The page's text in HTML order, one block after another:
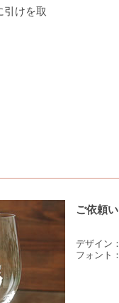
引けを取
ご依頼
デザイン
フォント